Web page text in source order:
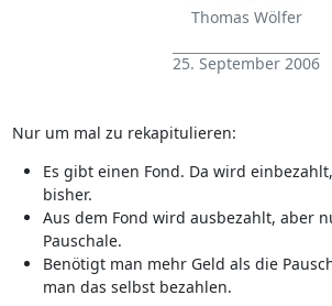
Thomas Wölfer
25. September 2006
Nur um mal zu rekapitulieren:
Es gibt einen Fond. Da wird
bisher.
Aus dem Fond wird ausbezahlt, aber
Pauschale.
Benötigt man mehr Geld als die
man das selbst bezahlen.